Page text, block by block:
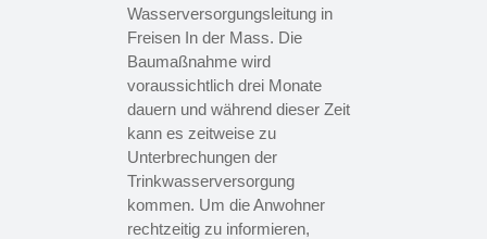
Wasserversorgungsleitung in
Freisen In der Mass. Die
Baumaßnahme wird
voraussichtlich drei Monate
dauern und während dieser Zeit
kann es zeitweise zu
Unterbrechungen der
Trinkwasserversorgung
kommen. Um die Anwohner
rechtzeitig zu informieren,